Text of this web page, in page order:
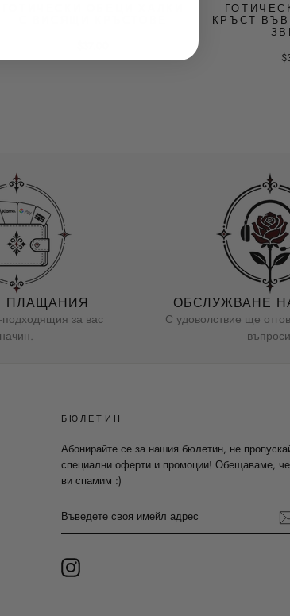
КРЪСТ
ПЛАЩАНИЯ
за вас
начин.
ОБСЛУЖВАНЕ
С удоволствие ще
БЮЛЕТИН
Абонирайте се за нашия бюлетин, не
специални оферти и промоции! Обещаваме,
ви спамим :)
СВОЯ
Instagram